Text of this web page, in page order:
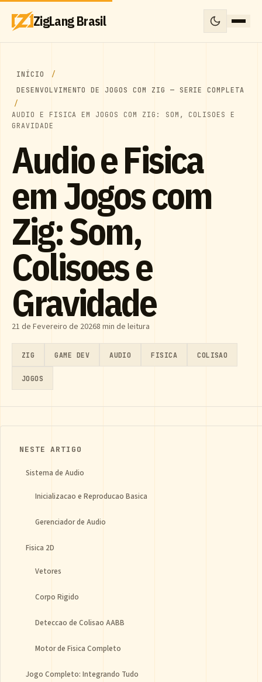
ZigLang Brasil
INÍCIO
DESENVOLVIMENTO DE JOGOS COM ZIG — SERIE COMPLETA
AUDIO E FISICA EM JOGOS COM ZIG: SOM, COLISOES E
GRAVIDADE
Audio e Fisica
em Jogos com
Zig: Som,
Colisoes e
Gravidade
21 de Fevereiro de 20268 min de leitura
ZIG GAME DEV AUDIO FISICA COLISAO
JOGOS
NESTE ARTIGO
Sistema de Audio
Inicializacao e Reproducao Basica
Gerenciador de Audio
Fisica 2D
Vetores
Corpo Rigido
Deteccao de Colisao AABB
Motor de Fisica Completo
Jogo Completo: Integrando Tudo